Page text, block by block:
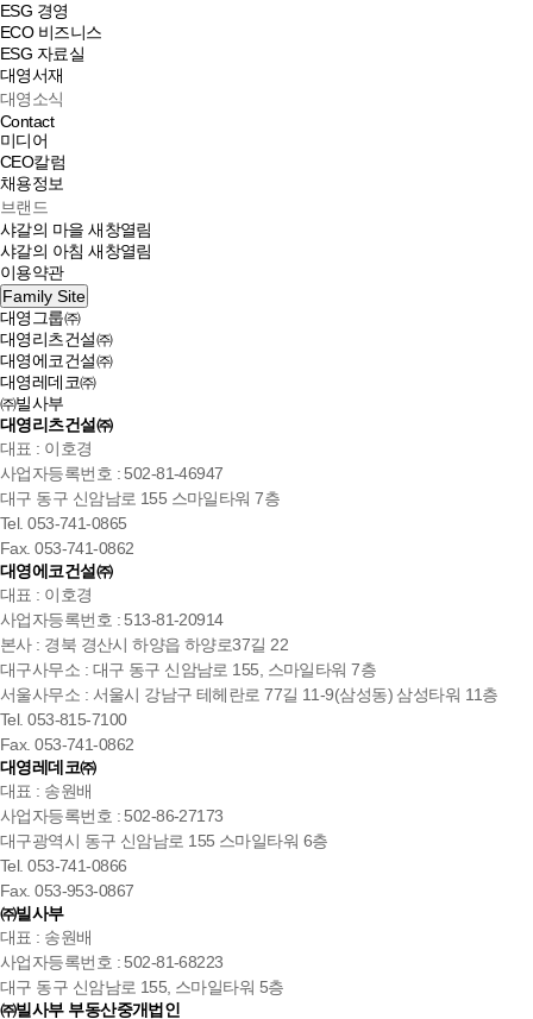
ESG 경영
ECO 비즈니스
ESG 자료실
대영서재
대영소식
Contact
미디어
CEO칼럼
채용정보
브랜드
샤갈의 마을새창열림
샤갈의 아침새창열림
이용약관
Family Site
대영그룹㈜
대영리츠건설㈜
대영에코건설㈜
대영레데코㈜
㈜빌사부
대영리츠건설㈜
대표 : 이호경
사업자등록번호 : 502-81-46947
대구 동구 신암남로 155 스마일타워 7층
Tel. 053-741-0865
Fax. 053-741-0862
대영에코건설㈜
대표 : 이호경
사업자등록번호 : 513-81-20914
본사 : 경북 경산시 하양읍 하양로37길 22
대구사무소 : 대구 동구 신암남로 155, 스마일타워 7층
서울사무소 : 서울시 강남구 테헤란로 77길 11-9(삼성동) 삼성타워 11층
Tel. 053-815-7100
Fax. 053-741-0862
대영레데코㈜
대표 : 송원배
사업자등록번호 : 502-86-27173
대구광역시 동구 신암남로 155 스마일타워 6층
Tel. 053-741-0866
Fax. 053-953-0867
㈜빌사부
대표 : 송원배
사업자등록번호 : 502-81-68223
대구 동구 신암남로 155, 스마일타워 5층
㈜빌사부 부동산중개법인